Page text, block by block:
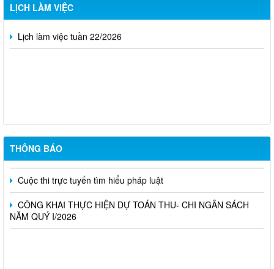
LỊCH LÀM VIỆC
Lịch làm việc tuần 28
Lịch làm việc tuần 22/2026
THÔNG BÁO
Về việc Công khai thực hiện dự toán Thu – Chi ngân sách 6
tháng đầu năm 2026
Cuộc thi trực tuyến tìm hiểu pháp luật
CÔNG KHAI THỰC HIỆN DỰ TOÁN THU- CHI NGÂN SÁCH
NĂM QUÝ I/2026